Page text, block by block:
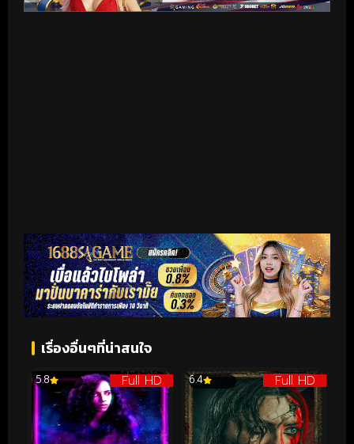
เรื่องอื่นๆที่น่าสนใจ
Full HD
5.8 Full HD
6.4